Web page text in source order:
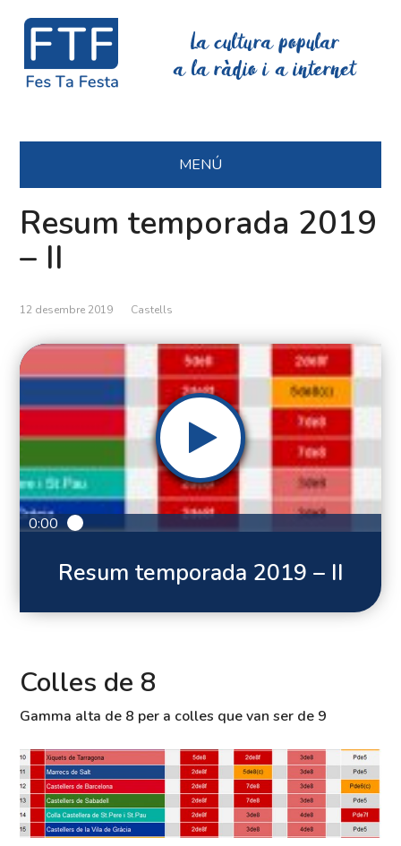
La cultura popular
a la ràdio i a internet
MENÚ
Resum temporada 2019
– II
12 desembre 2019 Castells
0:00
Resum temporada 2019 – II
Colles de 8
Gamma alta de 8 per a colles que van ser de 9